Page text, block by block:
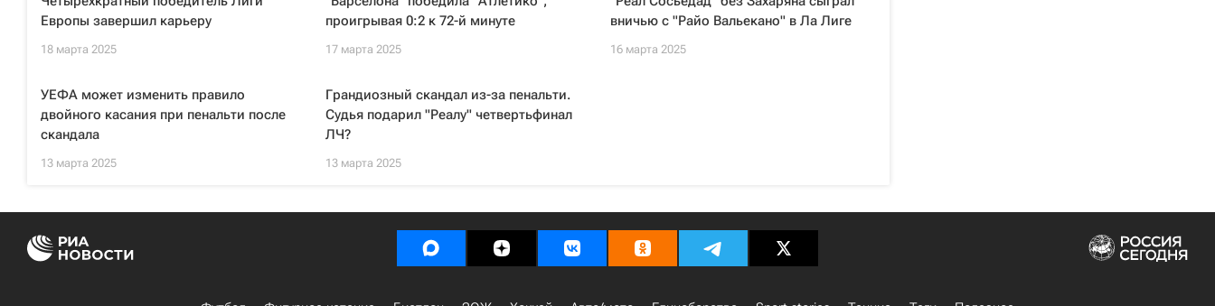
Европы завершил карьеру
18 марта 2025
проигрывая 0:2 к 72-й минуте
17 марта 2025
вничью с "Райо Вальекано" в Ла Лиге
16 марта 2025
УЕФА может изменить правило
двойного касания при пенальти после
скандала
13 марта 2025
Грандиозный скандал из-за пенальти.
Судья подарил "Реалу" четвертьфинал
ЛЧ?
13 марта 2025